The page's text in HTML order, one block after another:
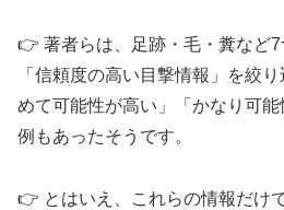
👉️ 著者らは、足跡・毛・糞など
「信頼度の高い目撃情報」を絞
めて可能性が高い」「かなり可
例もあったそうです。
👉️ とはいえ、これらの情報だけ